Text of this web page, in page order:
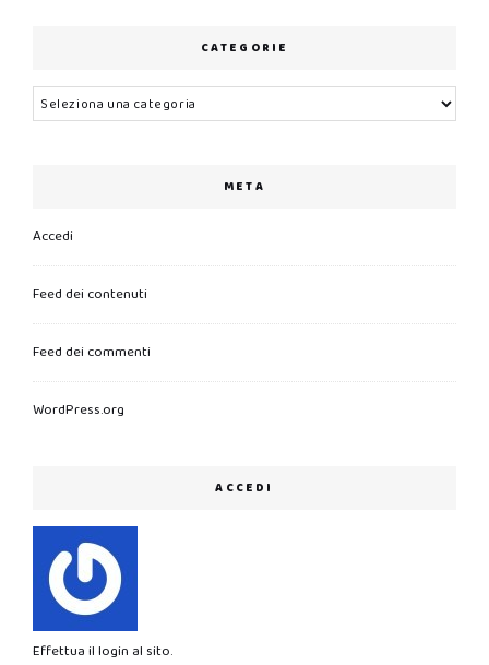
CATEGORIE
Categorie
META
Accedi
Feed dei contenuti
Feed dei commenti
WordPress.org
ACCEDI
Effettua il login al sito.